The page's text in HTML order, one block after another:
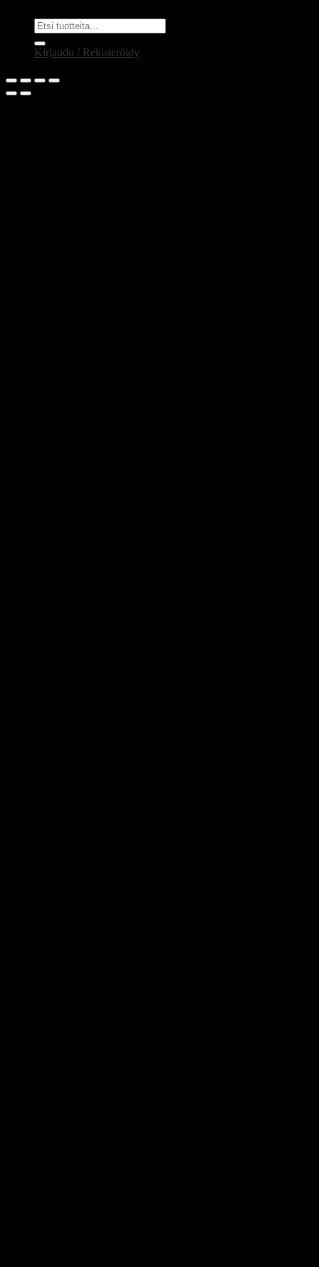
Etsi:
Kirjaudu / Rekisteröidy